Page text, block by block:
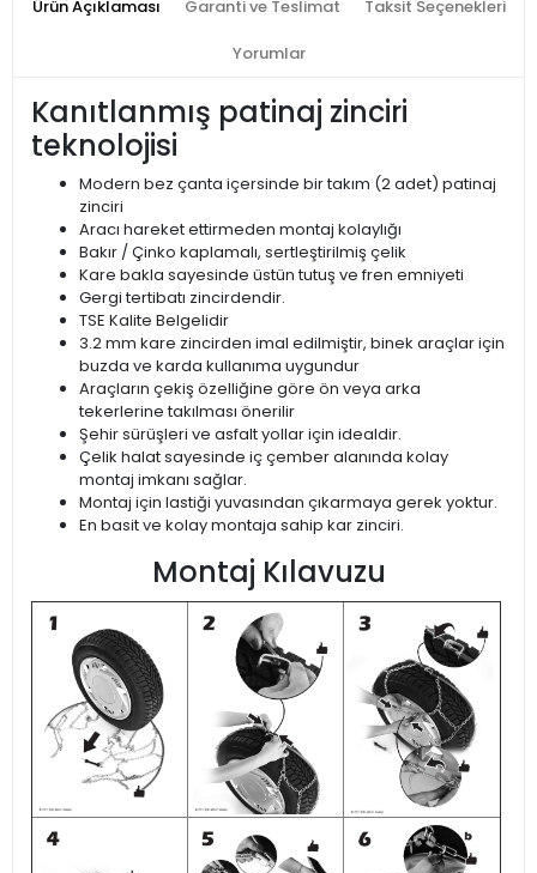
Ürün Açıklaması Garanti ve Teslimat Taksit Seçenekleri
Yorumlar
Kanıtlanmış patinaj zinciri
teknolojisi
Modern bez çanta içersinde bir takım (2 adet) patinaj
zinciri
Aracı hareket ettirmeden montaj kolaylığı
Bakır / Çinko kaplamalı, sertleştirilmiş çelik
Kare bakla sayesinde üstün tutuş ve fren emniyeti
Gergi tertibatı zincirdendir.
TSE Kalite Belgelidir
3.2 mm kare zincirden imal edilmiştir, binek araçlar için
buzda ve karda kullanıma uygundur
Araçların çekiş özelliğine göre ön veya arka
tekerlerine takılması önerilir
Şehir sürüşleri ve asfalt yollar için idealdir.
Çelik halat sayesinde iç çember alanında kolay
montaj imkanı sağlar.
Montaj için lastiği yuvasından çıkarmaya gerek yoktur.
En basit ve kolay montaja sahip kar zinciri.
Montaj Kılavuzu